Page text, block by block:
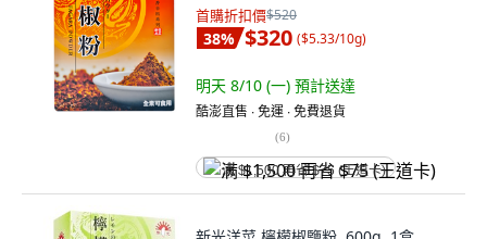
首購折扣價$520
38% $320 ($5.33/10g)
明天 8/10 (一) 預計送達
酷澎直售 ∙ 免運 ∙ 免費退貨
(6)
满 $1,500 再省 $75 (王道卡)